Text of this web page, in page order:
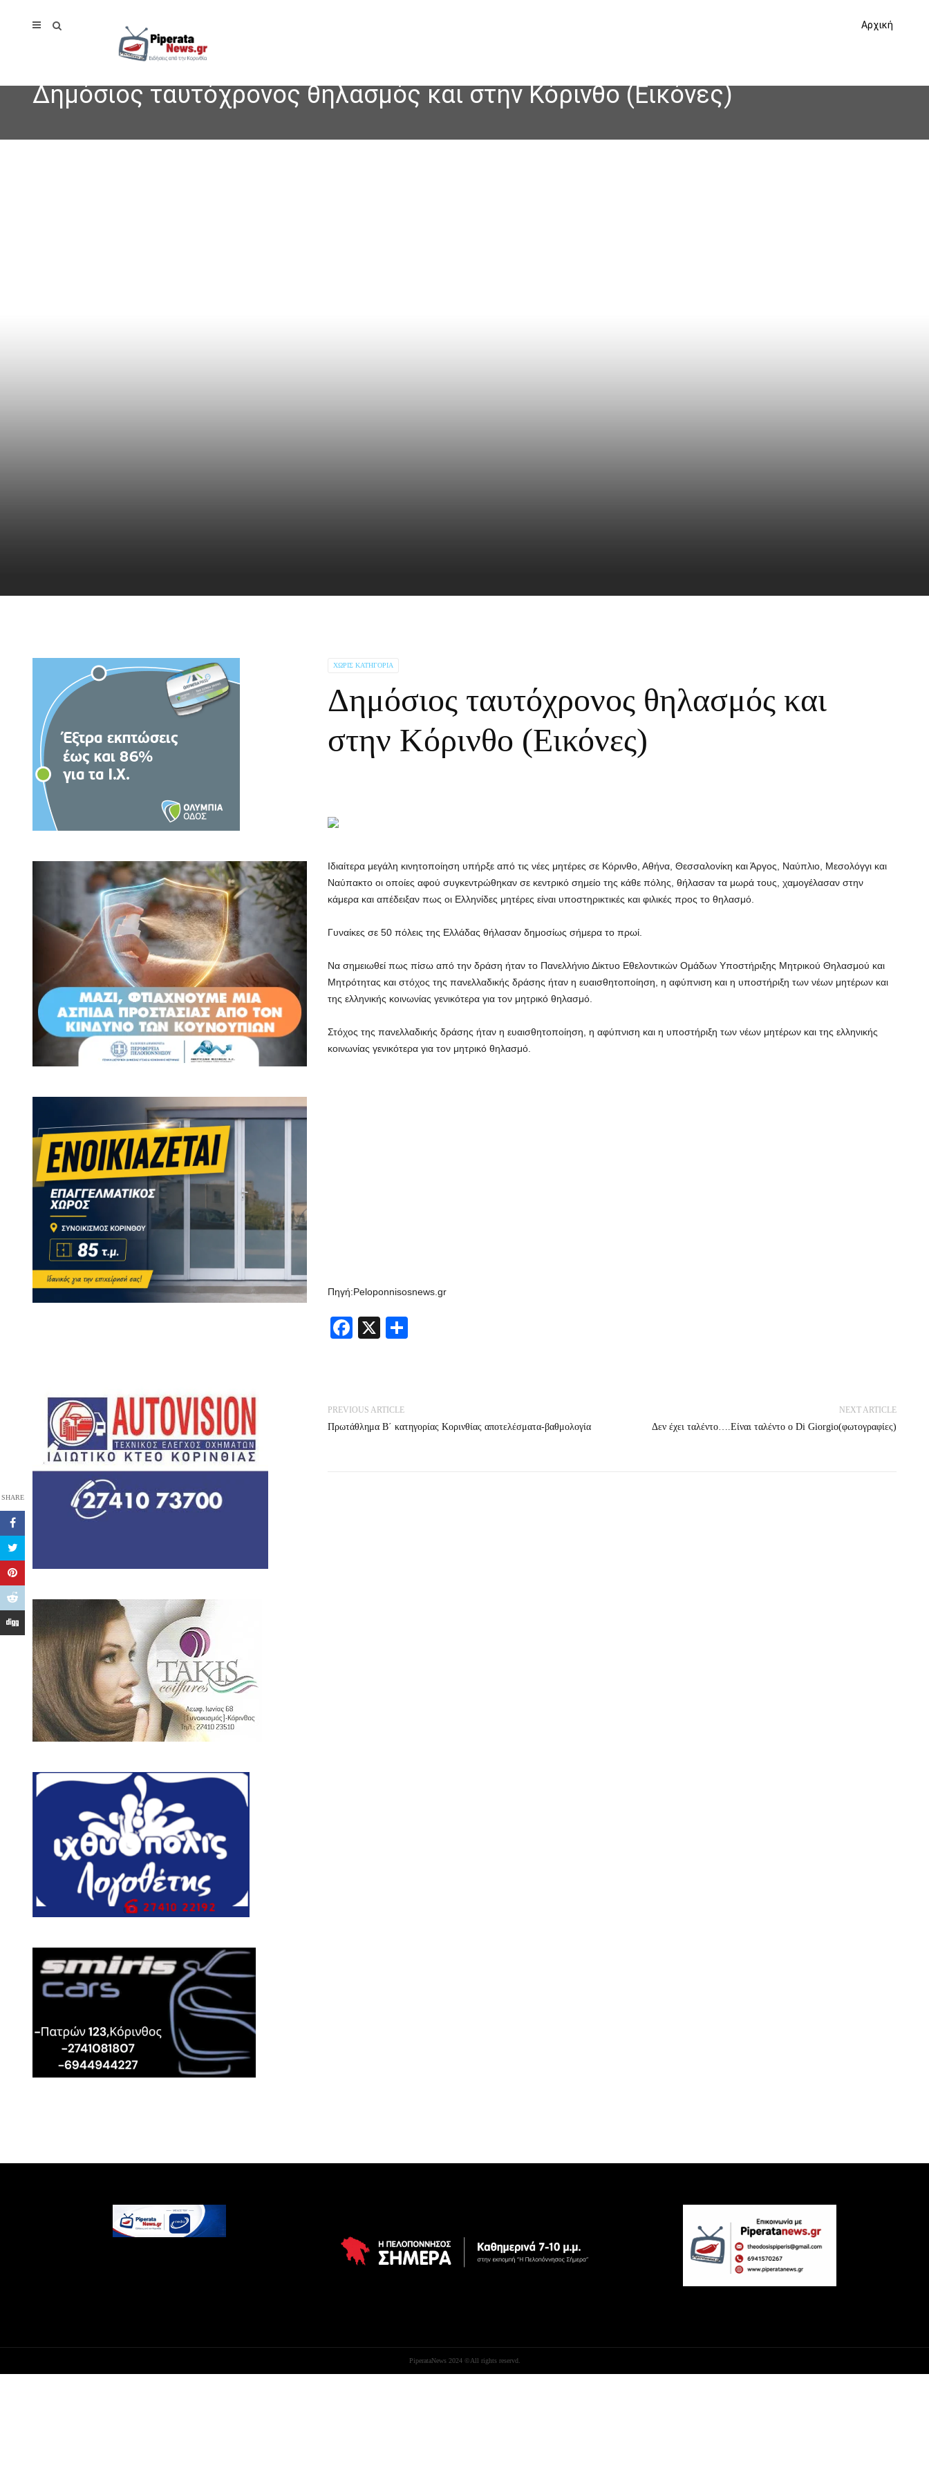
Αρχική
Δημόσιος ταυτόχρονος θηλασμός και στην Κόρινθο (Εικόνες)
ΧΩΡΊΣ ΚΑΤΗΓΟΡΊΑ
Δημόσιος ταυτόχρονος θηλασμός και
στην Κόρινθο (Εικόνες)
SHARE
Ιδιαίτερα μεγάλη κινητοποίηση υπήρξε από τις νέες μητέρες σε Κόρινθο, Αθήνα, Θεσσαλονίκη και Άργος, Ναύπλιο, Μεσολόγγι και
Ναύπακτο οι οποίες αφού συγκεντρώθηκαν σε κεντρικό σημείο της κάθε πόλης, θήλασαν τα μωρά τους, χαμογέλασαν στην
κάμερα και απέδειξαν πως οι Ελληνίδες μητέρες είναι υποστηρικτικές και φιλικές προς το θηλασμό.
Γυναίκες σε 50 πόλεις της Ελλάδας θήλασαν δημοσίως σήμερα το πρωί.
Να σημειωθεί πως πίσω από την δράση ήταν το Πανελλήνιο Δίκτυο Εθελοντικών Ομάδων Υποστήριξης Μητρικού Θηλασμού και
Μητρότητας και στόχος της πανελλαδικής δράσης ήταν η ευαισθητοποίηση, η αφύπνιση και η υποστήριξη των νέων μητέρων και
της ελληνικής κοινωνίας γενικότερα για τον μητρικό θηλασμό.
Στόχος της πανελλαδικής δράσης ήταν η ευαισθητοποίηση, η αφύπνιση και η υποστήριξη των νέων μητέρων και της ελληνικής
κοινωνίας γενικότερα για τον μητρικό θηλασμό.
Πηγή:Peloponnisosnews.gr
Facebook
X Share
PREVIOUS ARTICLE
Πρωτάθλημα Β΄ κατηγορίας Κορινθίας αποτελέσματα-βαθμολογία
NEXT ARTICLE
Δεν έχει ταλέντο….Είναι ταλέντο ο Di Giorgio(φωτογραφίες)
PiperataNews 2024 ©All rights reservd.